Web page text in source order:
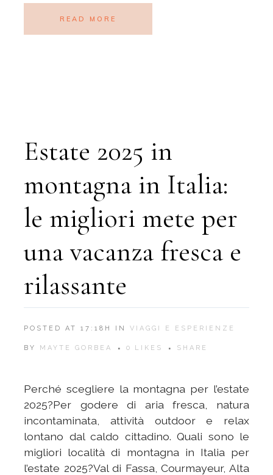
READ MORE
Estate 2025 in
montagna in Italia:
le migliori mete per
una vacanza fresca e
rilassante
POSTED AT 17:18H IN VIAGGI E ESPERIENZE
BY MAYTE GORBEA 0 LIKES SHARE
Perché scegliere la montagna per l’estate
2025?Per godere di aria fresca, natura
incontaminata, attività outdoor e relax
lontano dal caldo cittadino. Quali sono le
migliori località di montagna in Italia per
l’estate 2025?Val di Fassa, Courmayeur, Alta